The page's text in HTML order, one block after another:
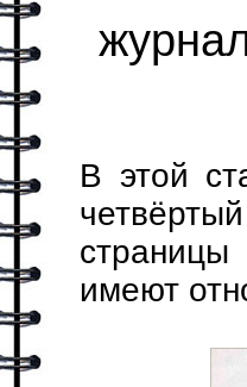
В этой
имеют